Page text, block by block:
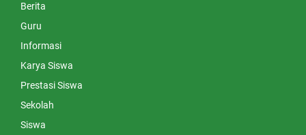
Berita
Guru
Informasi
Karya Siswa
Prestasi Siswa
Sekolah
Siswa